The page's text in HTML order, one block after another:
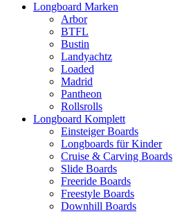
Longboard Marken
Arbor
BTFL
Bustin
Landyachtz
Loaded
Madrid
Pantheon
Rollsrolls
Longboard Komplett
Einsteiger Boards
Longboards für Kinder
Cruise & Carving Boards
Slide Boards
Freeride Boards
Freestyle Boards
Downhill Boards